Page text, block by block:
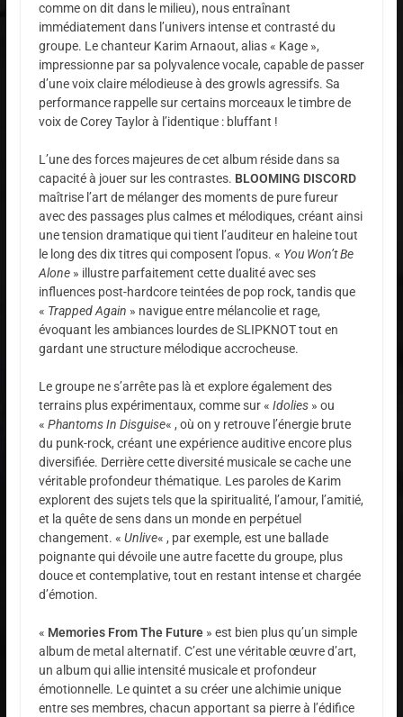
comme on dit dans le milieu), nous entraînant
immédiatement dans l’univers intense et contrasté du
groupe. Le chanteur Karim Arnaout, alias « Kage »,
impressionne par sa polyvalence vocale, capable de passer
d’une voix claire mélodieuse à des growls agressifs. Sa
performance rappelle sur certains morceaux le timbre de
voix de Corey Taylor à l’identique : bluffant !
L’une des forces majeures de cet album réside dans sa
capacité à jouer sur les contrastes. BLOOMING DISCORD
maîtrise l’art de mélanger des moments de pure fureur
avec des passages plus calmes et mélodiques, créant ainsi
une tension dramatique qui tient l’auditeur en haleine tout
le long des dix titres qui composent l’opus. « You Won’t Be
Alone» illustre parfaitement cette dualité avec ses
influences post-hardcore teintées de pop rock, tandis que
« Trapped Again » navigue entre mélancolie et rage,
évoquant les ambiances lourdes de SLIPKNOT tout en
gardant une structure mélodique accrocheuse.
Le groupe ne s’arrête pas là et explore également des
terrains plus expérimentaux, comme sur « Idolies» ou
« Phantoms In Disguise« , où on y retrouve l’énergie brute
du punk-rock, créant une expérience auditive encore plus
diversifiée. Derrière cette diversité musicale se cache une
véritable profondeur thématique. Les paroles de Karim
explorent des sujets tels que la spiritualité, l’amour, l’amitié,
et la quête de sens dans un monde en perpétuel
changement. « Unlive« , par exemple, est une ballade
poignante qui dévoile une autre facette du groupe, plus
douce et contemplative, tout en restant intense et chargée
d’émotion.
« Memories From The Future» est bien plus qu’un simple
album de metal alternatif. C’est une véritable œuvre d’art,
un album qui allie intensité musicale et profondeur
émotionnelle. Le quintet a su créer une alchimie unique
entre ses membres, chacun apportant sa pierre à l’édifice